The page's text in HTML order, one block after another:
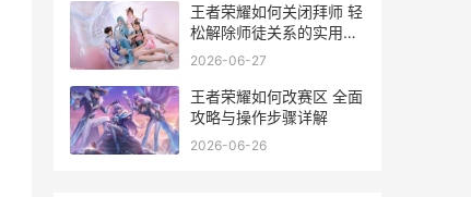
王者荣耀如何关闭拜师 轻
松解除师徒关系的实用指
南
2026-06-27
王者荣耀如何改赛区 全面
攻略与操作步骤详解
2026-06-26